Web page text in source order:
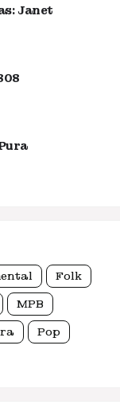
Janet
Folk
MPB
Pop